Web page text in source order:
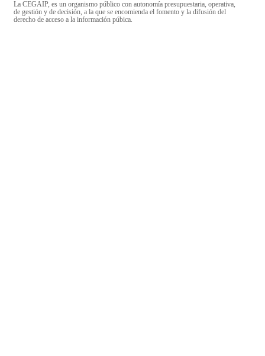
La CEGAIP, es un organismo público con autonomía presupuestaria, operativa,
de gestión y de decisión, a la que se encomienda el fomento y la difusión del
derecho de acceso a la información púbica.